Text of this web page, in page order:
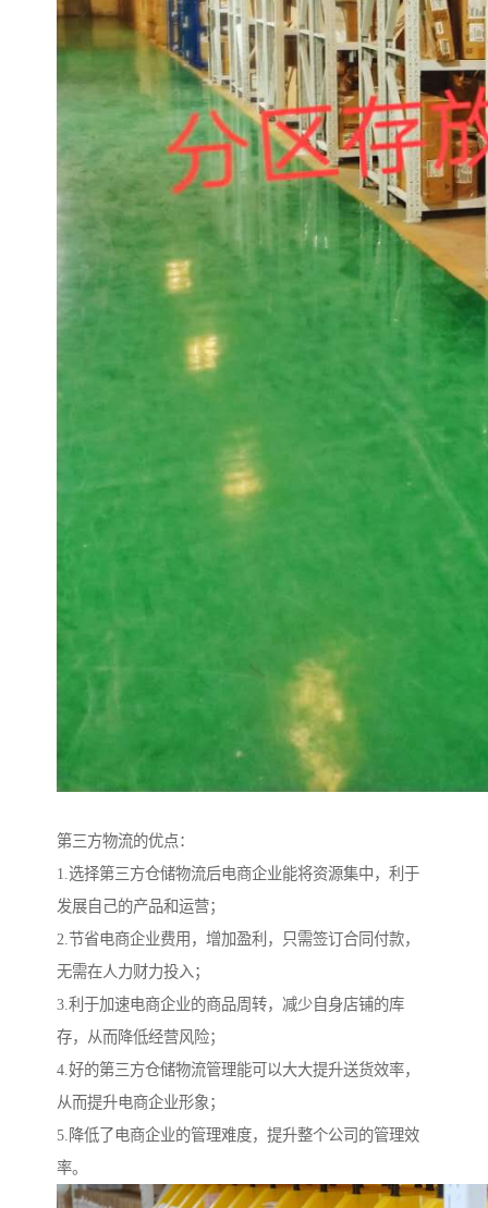
第三方物流的优点：
1.选择第三方仓储物流后电商企业能将资源集中，利于
发展自己的产品和运营；
2.节省电商企业费用，增加盈利，只需签订合同付款，
无需在人力财力投入；
3.利于加速电商企业的商品周转，减少自身店铺的库
存，从而降低经营风险；
4.好的第三方仓储物流管理能可以大大提升送货效率，
从而提升电商企业形象；
5.降低了电商企业的管理难度，提升整个公司的管理效
率。